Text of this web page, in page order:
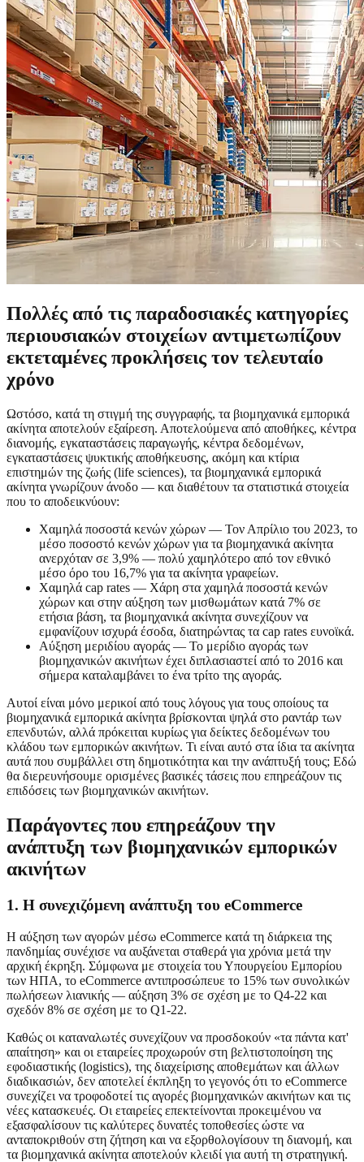
Πολλές από τις παραδοσιακές κατηγορίες
περιουσιακών στοιχείων αντιμετωπίζουν
εκτεταμένες προκλήσεις τον τελευταίο
χρόνο
Ωστόσο, κατά τη στιγμή της συγγραφής, τα βιομηχανικά εμπορικά
ακίνητα αποτελούν εξαίρεση. Αποτελούμενα από αποθήκες, κέντρα
διανομής, εγκαταστάσεις παραγωγής, κέντρα δεδομένων,
εγκαταστάσεις ψυκτικής αποθήκευσης, ακόμη και κτίρια
επιστημών της ζωής (life sciences), τα βιομηχανικά εμπορικά
ακίνητα γνωρίζουν άνοδο — και διαθέτουν τα στατιστικά στοιχεία
που το αποδεικνύουν:
Χαμηλά ποσοστά κενών χώρων — Τον Απρίλιο του 2023, το
μέσο ποσοστό κενών χώρων για τα βιομηχανικά ακίνητα
ανερχόταν σε 3,9% — πολύ χαμηλότερο από τον εθνικό
μέσο όρο του 16,7% για τα ακίνητα γραφείων.
Χαμηλά cap rates — Χάρη στα χαμηλά ποσοστά κενών
χώρων και στην αύξηση των μισθωμάτων κατά 7% σε
ετήσια βάση, τα βιομηχανικά ακίνητα συνεχίζουν να
εμφανίζουν ισχυρά έσοδα, διατηρώντας τα cap rates ευνοϊκά.
Αύξηση μεριδίου αγοράς — Το μερίδιο αγοράς των
βιομηχανικών ακινήτων έχει διπλασιαστεί από το 2016 και
σήμερα καταλαμβάνει το ένα τρίτο της αγοράς.
Αυτοί είναι μόνο μερικοί από τους λόγους για τους οποίους τα
βιομηχανικά εμπορικά ακίνητα βρίσκονται ψηλά στο ραντάρ των
επενδυτών, αλλά πρόκειται κυρίως για δείκτες δεδομένων του
κλάδου των εμπορικών ακινήτων. Τι είναι αυτό στα ίδια τα ακίνητα
αυτά που συμβάλλει στη δημοτικότητα και την ανάπτυξή τους; Εδώ
θα διερευνήσουμε ορισμένες βασικές τάσεις που επηρεάζουν τις
επιδόσεις των βιομηχανικών ακινήτων.
Παράγοντες που επηρεάζουν την
ανάπτυξη των βιομηχανικών εμπορικών
ακινήτων
1. Η συνεχιζόμενη ανάπτυξη του eCommerce
Η αύξηση των αγορών μέσω eCommerce κατά τη διάρκεια της
πανδημίας συνέχισε να αυξάνεται σταθερά για χρόνια μετά την
αρχική έκρηξη. Σύμφωνα με στοιχεία του Υπουργείου Εμπορίου
των ΗΠΑ, το eCommerce αντιπροσώπευε το 15% των συνολικών
πωλήσεων λιανικής — αύξηση 3% σε σχέση με το Q4-22 και
σχεδόν 8% σε σχέση με το Q1-22.
Καθώς οι καταναλωτές συνεχίζουν να προσδοκούν «τα πάντα κατ'
απαίτηση» και οι εταιρείες προχωρούν στη βελτιστοποίηση της
εφοδιαστικής (logistics), της διαχείρισης αποθεμάτων και άλλων
διαδικασιών, δεν αποτελεί έκπληξη το γεγονός ότι το eCommerce
συνεχίζει να τροφοδοτεί τις αγορές βιομηχανικών ακινήτων και τις
νέες κατασκευές. Οι εταιρείες επεκτείνονται προκειμένου να
εξασφαλίσουν τις καλύτερες δυνατές τοποθεσίες ώστε να
ανταποκριθούν στη ζήτηση και να εξορθολογίσουν τη διανομή, και
τα βιομηχανικά ακίνητα αποτελούν κλειδί για αυτή τη στρατηγική.